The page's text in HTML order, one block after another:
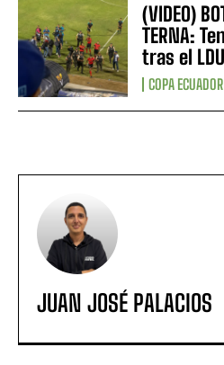
(VIDEO)
TERNA:
tras el
COPA ECUADOR
JUAN JOSÉ PALACIOS